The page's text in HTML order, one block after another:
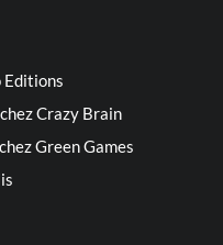
Editions
Crazy Brain
Green Games